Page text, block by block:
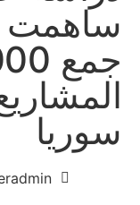
ساهمت
سوريا